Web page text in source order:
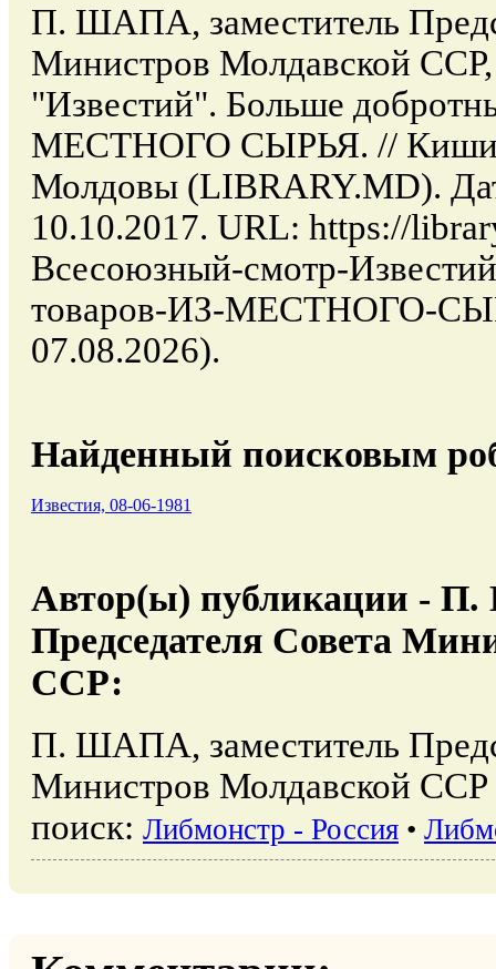
П. ШАПА, заместитель
Министров Молдавской
"Известий". Больше
МЕСТНОГО СЫРЬЯ. //
Молдовы (LIBRARY.MD).
10.10.2017. URL: https://
Всесоюзный-смотр-
товаров-ИЗ-МЕСТНОГО-
07.08.2026).
Найденный поисковым
Известия, 08-06-1981
Автор(ы) публикации -
Председателя Совета
ССР:
П. ШАПА, заместитель
Министров Молдавской
поиск: Либмонстр - Россия •